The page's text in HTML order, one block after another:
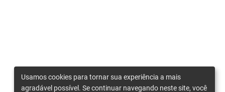
Usamos cookies para tornar sua experiência a mais
agradável possível. Se continuar navegando neste site, você